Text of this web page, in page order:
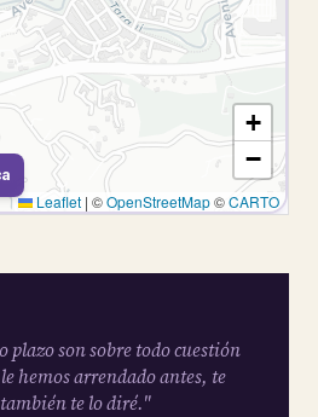
+
−
Leaflet | ©OpenStreetMap©CARTO
plazo son sobre todo cuestión
hemos arrendado antes, te
te lo diré."